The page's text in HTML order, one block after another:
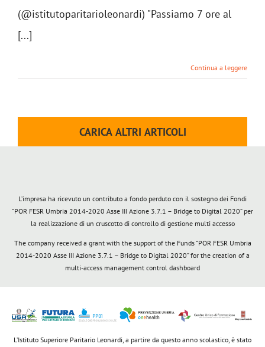
(@istitutoparitarioleonardi) "Passiamo 7 ore al
[...]
Continua a leggere
CARICA ALTRI ARTICOLI
L’impresa ha ricevuto un contributo a fondo perduto con il sostegno dei Fondi
“POR FESR Umbria 2014-2020 Asse III Azione 3.7.1 – Bridge to Digital 2020” per
la realizzazione di un cruscotto di controllo di gestione multi accesso
The company received a grant with the support of the Funds “POR FESR Umbria
2014-2020 Asse III Azione 3.7.1 – Bridge to Digital 2020” for the creation of a
multi-access management control dashboard
L’Istituto Superiore Paritario Leonardi, a partire da questo anno scolastico, è stato